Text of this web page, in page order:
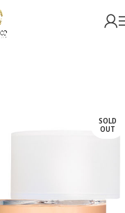
SOLD
OUT